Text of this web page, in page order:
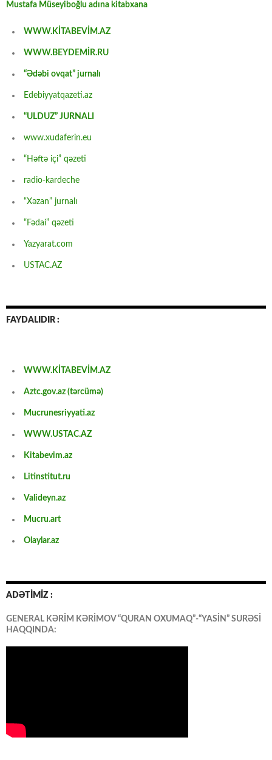
Mustafa Müseyiboğlu adına kitabxana
WWW.KİTABEVİM.AZ
WWW.BEYDEMİR.RU
“Ədəbi ovqat” jurnalı
Edebiyyatqazeti.az
“ULDUZ” JURNALI
www.xudaferin.eu
“Həftə içi” qəzeti
radio-kardeche
“Xəzan” jurnalı
“Fədai” qəzeti
Yazyarat.com
USTAC.AZ
FAYDALIDIR :
WWW.KİTABEVİM.AZ
Aztc.gov.az (tərcümə)
Mucrunesriyyati.az
WWW.USTAC.AZ
Kitabevim.az
Litinstitut.ru
Valideyn.az
Mucru.art
Olaylar.az
ADƏTİMİZ :
GENERAL KƏRİM KƏRİMOV “QURAN OXUMAQ”-“YASİN” SURƏSİ
HAQQINDA: